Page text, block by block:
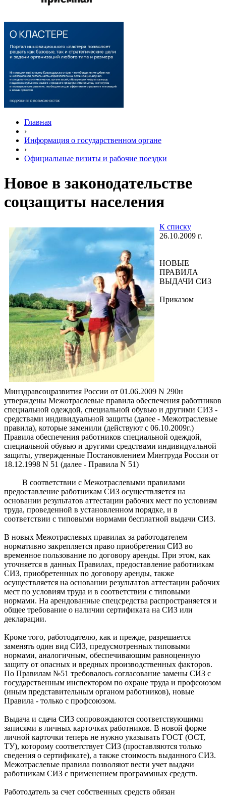
Главная
›
Информация о государственном органе
›
Официальные визиты и рабочие поездки
Новое в законодательстве
соцзащиты населения
К списку
26.10.2009 г.
НОВЫЕ
ПРАВИЛА
ВЫДАЧИ СИЗ
Приказом
Минздравсоцразвития России от 01.06.2009 N 290н
утверждены Межотраслевые правила обеспечения работников
специальной одеждой, специальной обувью и другими СИЗ -
средствами индивидуальной защиты (далее - Межотраслевые
правила), которые заменили (действуют с 06.10.2009г.)
Правила обеспечения работников специальной одеждой,
специальной обувью и другими средствами индивидуальной
защиты, утвержденные Постановлением Минтруда России от
18.12.1998 N 51 (далее - Правила N 51)
В соответствии с Межотраслевыми правилами
предоставление работникам СИЗ осуществляется на
основании результатов аттестации рабочих мест по условиям
труда, проведенной в установленном порядке, и в
соответствии с типовыми нормами бесплатной выдачи СИЗ.
В новых Межотраслевых правилах за работодателем
нормативно закрепляется право приобретения СИЗ во
временное пользование по договору аренды. При этом, как
уточняется в данных Правилах, предоставление работникам
СИЗ, приобретенных по договору аренды, также
осуществляется на основании результатов аттестации рабочих
мест по условиям труда и в соответствии с типовыми
нормами. На арендованные спецсредства распространяется и
общее требование о наличии сертификата на СИЗ или
декларации.
Кроме того, работодателю, как и прежде, разрешается
заменять один вид СИЗ, предусмотренных типовыми
нормами, аналогичным, обеспечивающим равноценную
защиту от опасных и вредных производственных факторов.
По Правилам №51 требовалось согласование замены СИЗ с
государственным инспектором по охране труда и профсоюзом
(иным представительным органом работников), новые
Правила - только с профсоюзом.
Выдача и сдача СИЗ сопровождаются соответствующими
записями в личных карточках работников. В новой форме
личной карточки теперь не нужно указывать ГОСТ (ОСТ,
ТУ), которому соответствует СИЗ (проставляются только
сведения о сертификате), а также стоимость выданного СИЗ.
Межотраслевые правила позволяют вести учет выдачи
работникам СИЗ с применением программных средств.
Работодатель за счет собственных средств обязан